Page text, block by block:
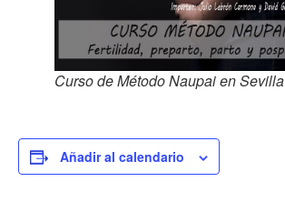
Curso de Método Naupai en Sevilla
Añadir al calendario